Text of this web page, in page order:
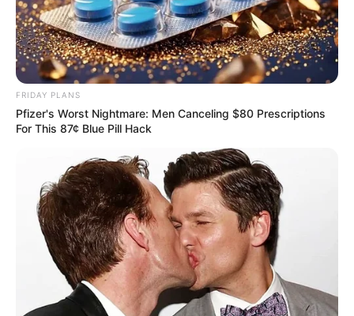
“ Σε απάντηση στην πανδημία της COVID-19, το
Team Halo ιδρύθηκε ως μέρος της πρωτοβουλίας
των Ηνωμένων Εθνών “Verified” σε συνεργασία με
την Purpose και το Vaccine Confidence Project στη
Σχολή Υγιεινής και Τροπικής Ιατρικής του
Πανεπιστημίου του Λονδίνου. Η υποστήριξη
παρέχεται από την Luminate, το IKEA Foundation,
το Rockefeller Foundation και την Capgemini”
FRIDAY PLANS
Pfizer's Worst Nightmare: Men Canceling $80 Prescriptions
For This 87¢ Blue Pill Hack